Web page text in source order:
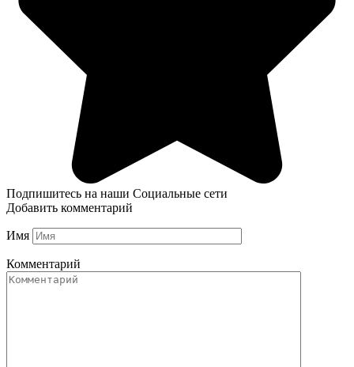
Подпишитесь на наши Социальные сети
Добавить комментарий
Имя
Комментарий